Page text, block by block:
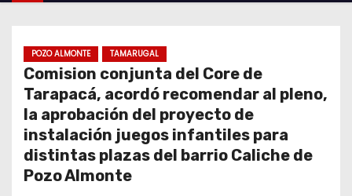
POZO ALMONTE TAMARUGAL
Comision conjunta del Core de
Tarapacá, acordó recomendar al pleno,
la aprobación del proyecto de
instalación juegos infantiles para
distintas plazas del barrio Caliche de
Pozo Almonte